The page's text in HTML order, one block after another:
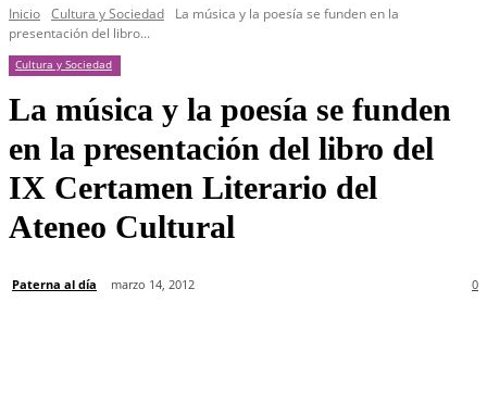
Inicio Cultura y Sociedad
La música y la poesía se funden en la
presentación del libro...
Cultura y Sociedad
La música y la poesía se funden
en la presentación del libro del
IX Certamen Literario del
Ateneo Cultural
Paterna al día marzo 14, 2012 0